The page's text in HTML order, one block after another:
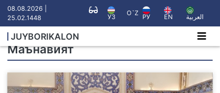
08.08.2026 |
25.02.1448
УЗ
O`Z
РУ EN العربية
JUYBORIKALON
Маънавият